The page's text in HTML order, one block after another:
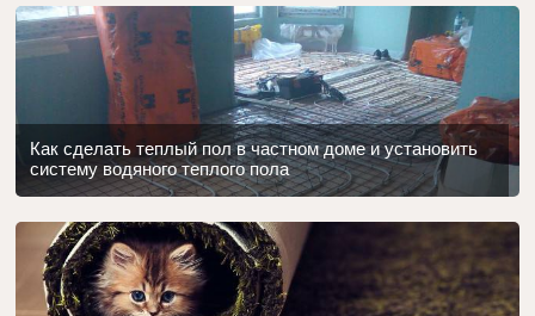
Как сделать теплый пол в частном доме и установить
систему водяного теплого пола